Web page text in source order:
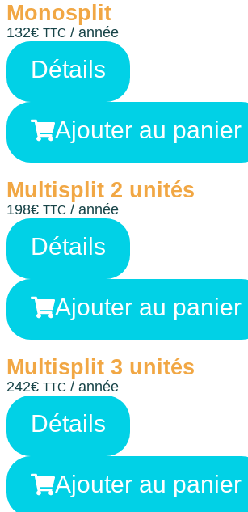
Monosplit
132€ TTC / année
Détails
Ajouter au panier
Multisplit 2 unités
198€ TTC / année
Détails
Ajouter au panier
Multisplit 3 unités
242€ TTC / année
Détails
Ajouter au panier